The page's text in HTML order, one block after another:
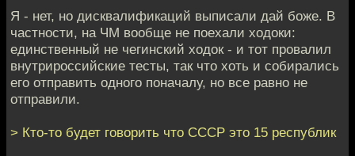
Я - нет, но дисквалификаций выписали дай боже. В
частности, на ЧМ вообще не поехали ходоки:
единственный не чегинский ходок - и тот провалил
внутрироссийские тесты, так что хоть и собирались
его отправить одного поначалу, но все равно не
отправили.
> Кто-то будет говорить что СССР это 15 республик